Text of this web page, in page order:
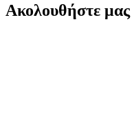
Ακολουθήστε μας